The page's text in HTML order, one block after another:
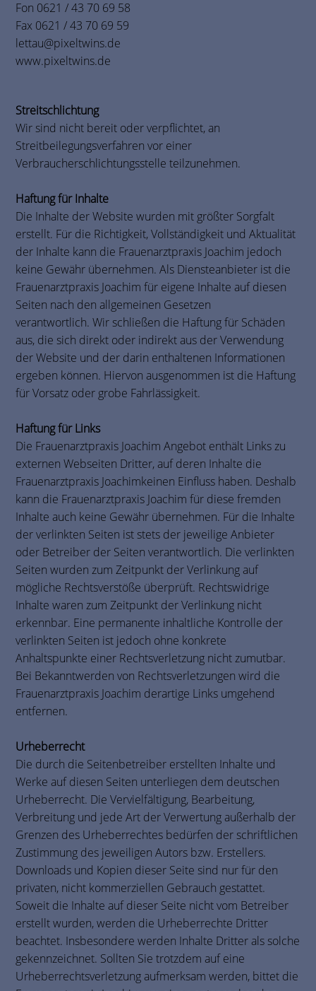
Fon 0621 / 43 70 69 58
Fax 0621 / 43 70 69 59
lettau@pixeltwins.de
www.pixeltwins.de
Streitschlichtung
Wir sind nicht bereit oder verpflichtet, an
Streitbeilegungsverfahren vor einer
Verbraucherschlichtungsstelle teilzunehmen.
Haftung für Inhalte
Die Inhalte der Website wurden mit größter Sorgfalt
erstellt. Für die Richtigkeit, Vollständigkeit und Aktualität
der Inhalte kann die Frauenarztpraxis Joachim jedoch
keine Gewähr übernehmen. Als Diensteanbieter ist die
Frauenarztpraxis Joachim für eigene Inhalte auf diesen
Seiten nach den allgemeinen Gesetzen
verantwortlich. Wir schließen die Haftung für Schäden
aus, die sich direkt oder indirekt aus der Verwendung
der Website und der darin enthaltenen Informationen
ergeben können. Hiervon ausgenommen ist die Haftung
für Vorsatz oder grobe Fahrlässigkeit.
Haftung für Links
Die Frauenarztpraxis Joachim Angebot enthält Links zu
externen Webseiten Dritter, auf deren Inhalte die
Frauenarztpraxis Joachimkeinen Einfluss haben. Deshalb
kann die Frauenarztpraxis Joachim für diese fremden
Inhalte auch keine Gewähr übernehmen. Für die Inhalte
der verlinkten Seiten ist stets der jeweilige Anbieter
oder Betreiber der Seiten verantwortlich. Die verlinkten
Seiten wurden zum Zeitpunkt der Verlinkung auf
mögliche Rechtsverstöße überprüft. Rechtswidrige
Inhalte waren zum Zeitpunkt der Verlinkung nicht
erkennbar. Eine permanente inhaltliche Kontrolle der
verlinkten Seiten ist jedoch ohne konkrete
Anhaltspunkte einer Rechtsverletzung nicht zumutbar.
Bei Bekanntwerden von Rechtsverletzungen wird die
Frauenarztpraxis Joachim derartige Links umgehend
entfernen.
Urheberrecht
Die durch die Seitenbetreiber erstellten Inhalte und
Werke auf diesen Seiten unterliegen dem deutschen
Urheberrecht. Die Vervielfältigung, Bearbeitung,
Verbreitung und jede Art der Verwertung außerhalb der
Grenzen des Urheberrechtes bedürfen der schriftlichen
Zustimmung des jeweiligen Autors bzw. Erstellers.
Downloads und Kopien dieser Seite sind nur für den
privaten, nicht kommerziellen Gebrauch gestattet.
Soweit die Inhalte auf dieser Seite nicht vom Betreiber
erstellt wurden, werden die Urheberrechte Dritter
beachtet. Insbesondere werden Inhalte Dritter als solche
gekennzeichnet. Sollten Sie trotzdem auf eine
Urheberrechtsverletzung aufmerksam werden, bittet die